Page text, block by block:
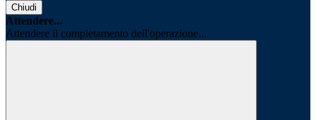
Chiudi
Attendere...
Attendere il completamento dell'operazione...